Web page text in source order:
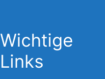
Wichtige
Links